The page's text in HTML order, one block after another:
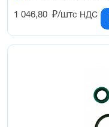
1 046,80 ₽/штс НДС